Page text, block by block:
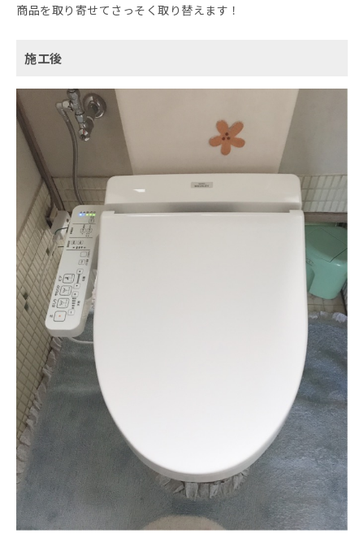
商品を取り寄せてさっそく取り替えます！
施工後